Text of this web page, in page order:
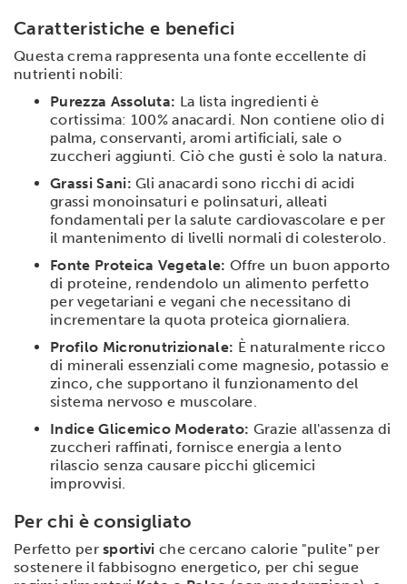
Caratteristiche e benefici
Questa crema rappresenta una fonte eccellente di
nutrienti nobili:
Purezza Assoluta: La lista ingredienti è
cortissima: 100% anacardi. Non contiene olio di
palma, conservanti, aromi artificiali, sale o
zuccheri aggiunti. Ciò che gusti è solo la natura.
Grassi Sani: Gli anacardi sono ricchi di acidi
grassi monoinsaturi e polinsaturi, alleati
fondamentali per la salute cardiovascolare e per
il mantenimento di livelli normali di colesterolo.
Fonte Proteica Vegetale: Offre un buon apporto
di proteine, rendendolo un alimento perfetto
per vegetariani e vegani che necessitano di
incrementare la quota proteica giornaliera.
Profilo Micronutrizionale: È naturalmente ricco
di minerali essenziali come magnesio, potassio e
zinco, che supportano il funzionamento del
sistema nervoso e muscolare.
Indice Glicemico Moderato: Grazie all'assenza di
zuccheri raffinati, fornisce energia a lento
rilascio senza causare picchi glicemici
improvvisi.
Per chi è consigliato
Perfetto persportivi che cercano calorie "pulite" per
sostenere il fabbisogno energetico, per chi segue